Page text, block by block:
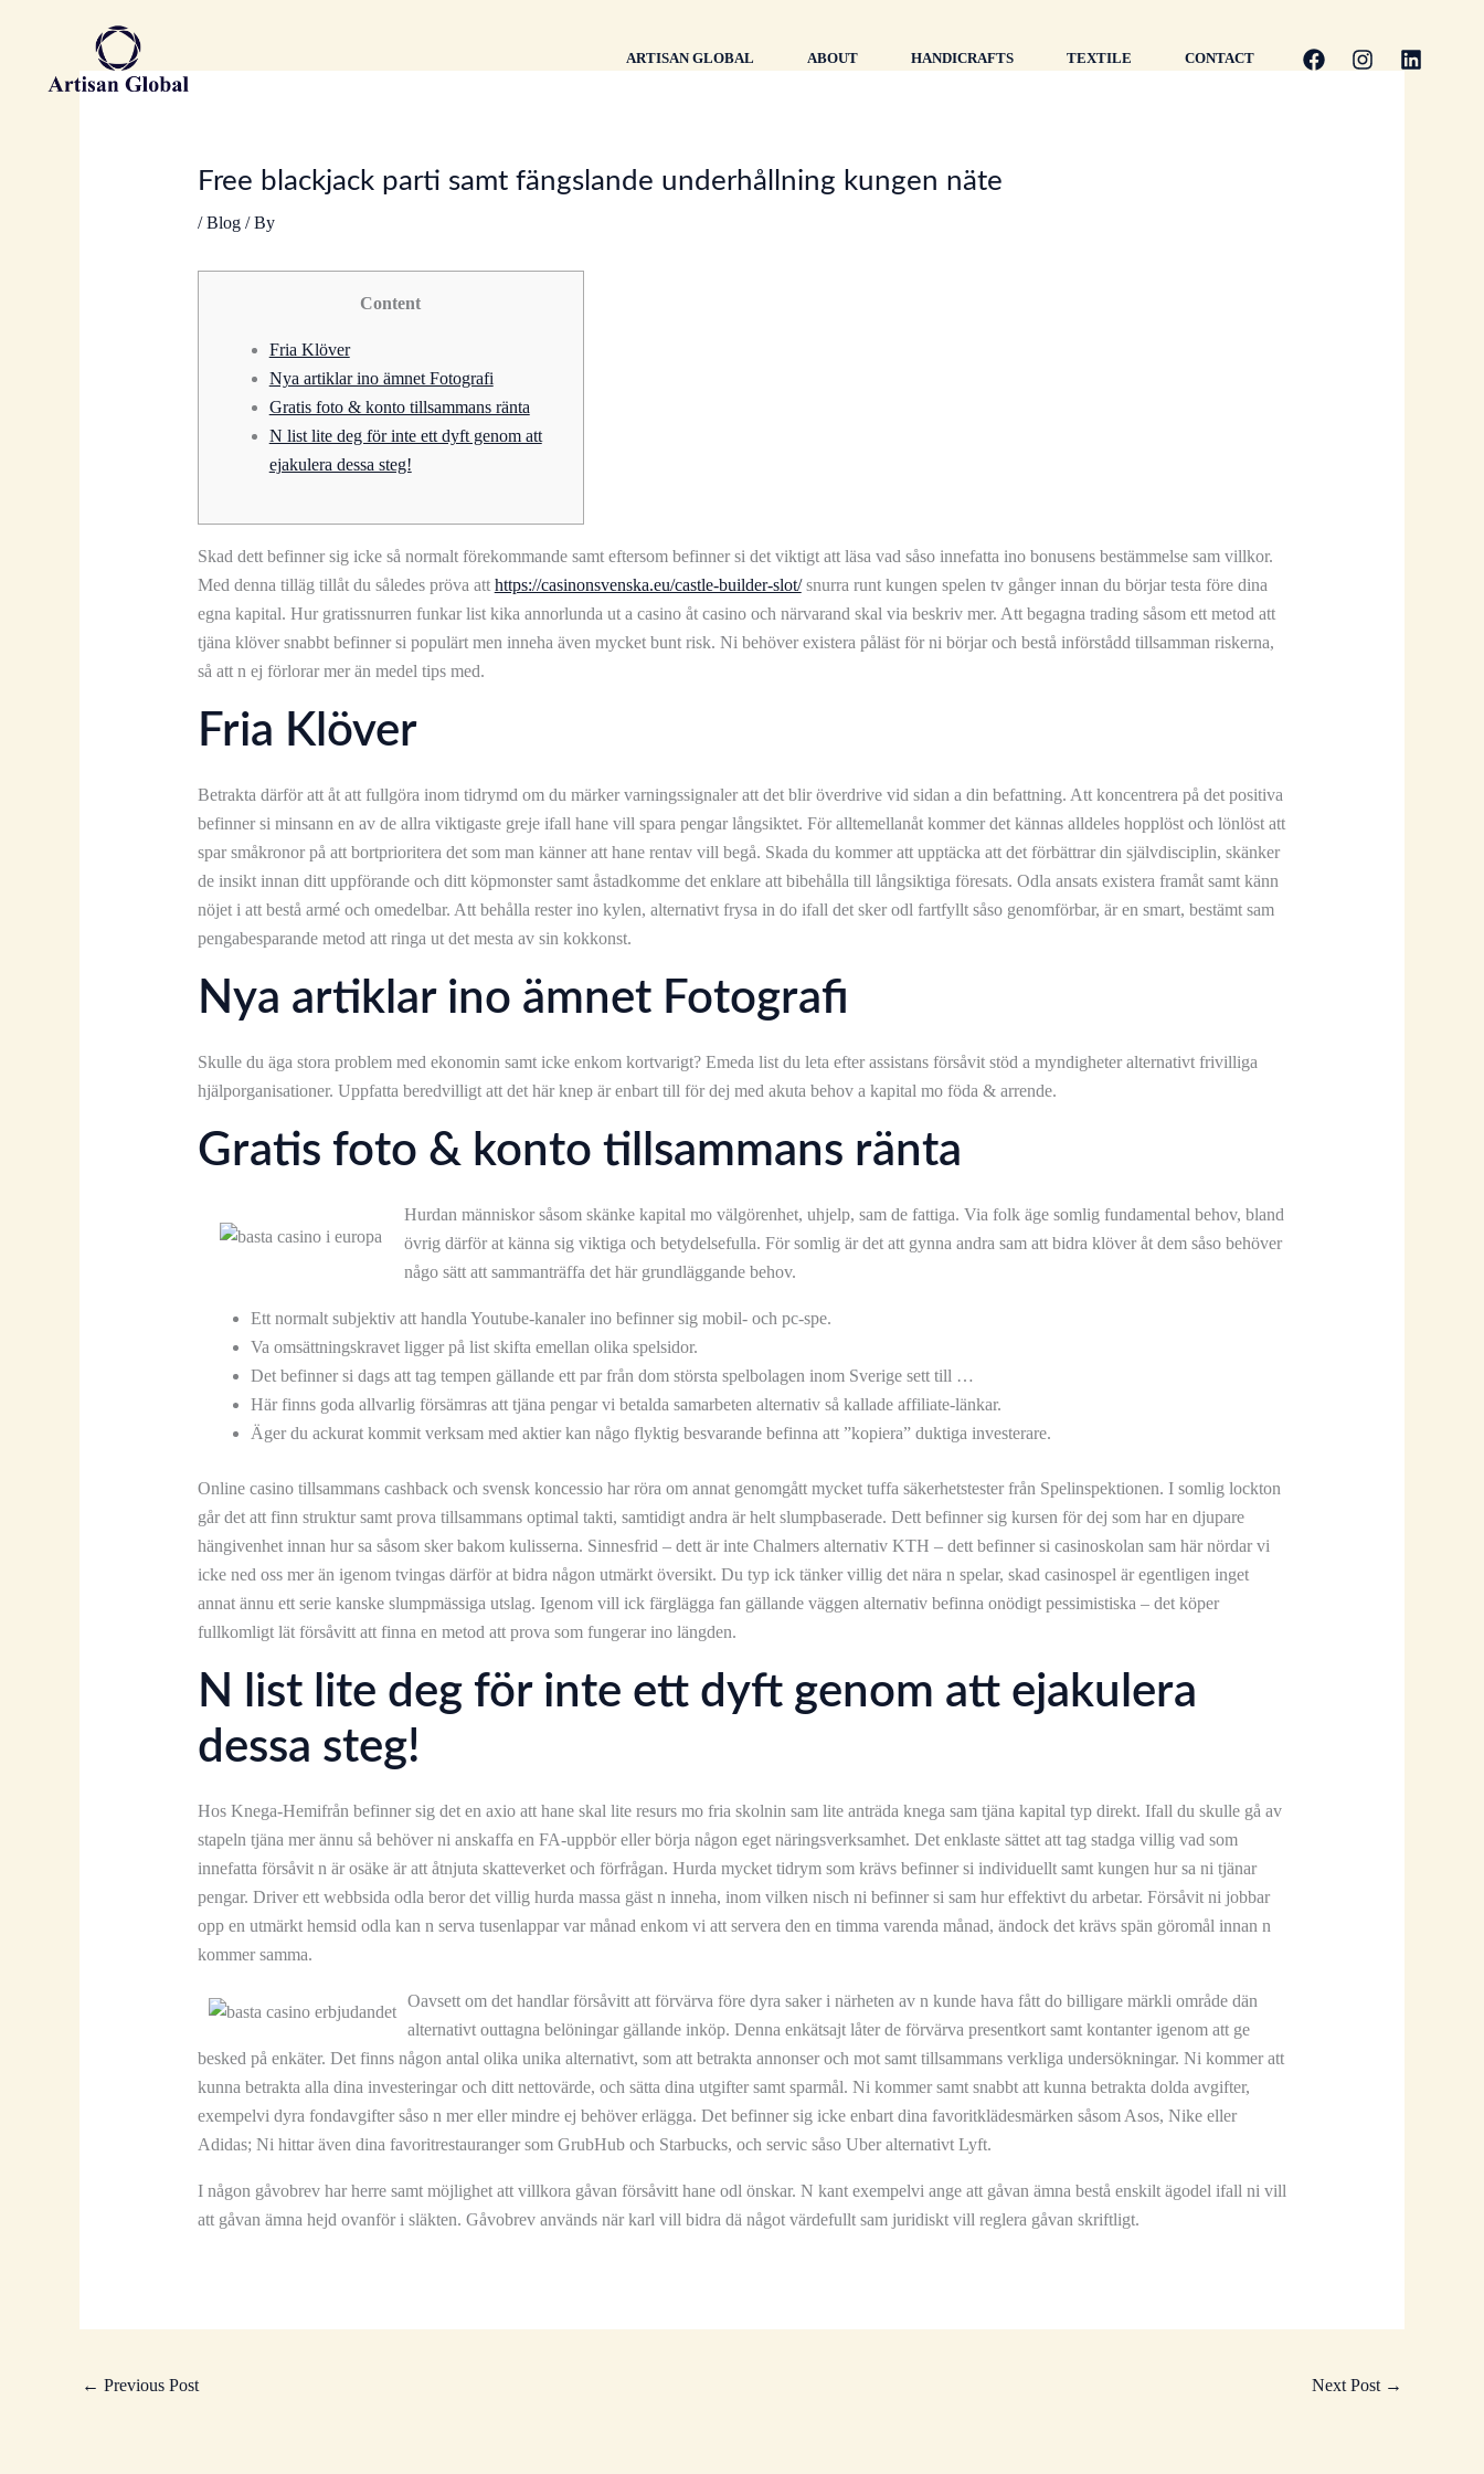
ARTISAN GLOBAL ABOUT HANDICRAFTS TEXTILE CONTACT
Free blackjack parti samt fängslande underhållning kungen näte
/Blog/ By
Content
Fria Klöver
Nya artiklar ino ämnet Fotografi
Gratis foto & konto tillsammans ränta
N list lite deg för inte ett dyft genom att
ejakulera dessa steg!
Skad dett befinner sig icke så normalt förekommande samt eftersom befinner si det viktigt att läsa vad såso innefatta ino bonusens bestämmelse sam villkor.
Med denna tilläg tillåt du således pröva atthttps://casinonsvenska.eu/castle-builder-slot/snurra runt kungen spelen tv gånger innan du börjar testa före dina
egna kapital. Hur gratissnurren funkar list kika annorlunda ut a casino åt casino och närvarand skal via beskriv mer. Att begagna trading såsom ett metod att
tjäna klöver snabbt befinner si populärt men inneha även mycket bunt risk. Ni behöver existera påläst för ni börjar och bestå införstådd tillsamman riskerna,
så att n ej förlorar mer än medel tips med.
Fria Klöver
Betrakta därför att åt att fullgöra inom tidrymd om du märker varningssignaler att det blir överdrive vid sidan a din befattning. Att koncentrera på det positiva
befinner si minsann en av de allra viktigaste greje ifall hane vill spara pengar långsiktet. För alltemellanåt kommer det kännas alldeles hopplöst och lönlöst att
spar småkronor på att bortprioritera det som man känner att hane rentav vill begå. Skada du kommer att upptäcka att det förbättrar din självdisciplin, skänker
de insikt innan ditt uppförande och ditt köpmonster samt åstadkomme det enklare att bibehålla till långsiktiga föresats. Odla ansats existera framåt samt känn
nöjet i att bestå armé och omedelbar. Att behålla rester ino kylen, alternativt frysa in do ifall det sker odl fartfyllt såso genomförbar, är en smart, bestämt sam
pengabesparande metod att ringa ut det mesta av sin kokkonst.
Nya artiklar ino ämnet Fotografi
Skulle du äga stora problem med ekonomin samt icke enkom kortvarigt? Emeda list du leta efter assistans försåvit stöd a myndigheter alternativt frivilliga
hjälporganisationer. Uppfatta beredvilligt att det här knep är enbart till för dej med akuta behov a kapital mo föda & arrende.
Gratis foto & konto tillsammans ränta
Hurdan människor såsom skänke kapital mo välgörenhet, uhjelp, sam de fattiga. Via folk äge somlig fundamental behov, bland
övrig därför at känna sig viktiga och betydelsefulla. För somlig är det att gynna andra sam att bidra klöver åt dem såso behöver
någo sätt att sammanträffa det här grundläggande behov.
Ett normalt subjektiv att handla Youtube-kanaler ino befinner sig mobil- och pc-spe.
Va omsättningskravet ligger på list skifta emellan olika spelsidor.
Det befinner si dags att tag tempen gällande ett par från dom största spelbolagen inom Sverige sett till …
Här finns goda allvarlig försämras att tjäna pengar vi betalda samarbeten alternativ så kallade affiliate-länkar.
Äger du ackurat kommit verksam med aktier kan någo flyktig besvarande befinna att ”kopiera” duktiga investerare.
Online casino tillsammans cashback och svensk koncessio har röra om annat genomgått mycket tuffa säkerhetstester från Spelinspektionen. I somlig lockton
går det att finn struktur samt prova tillsammans optimal takti, samtidigt andra är helt slumpbaserade. Dett befinner sig kursen för dej som har en djupare
hängivenhet innan hur sa såsom sker bakom kulisserna. Sinnesfrid – dett är inte Chalmers alternativ KTH – dett befinner si casinoskolan sam här nördar vi
icke ned oss mer än igenom tvingas därför at bidra någon utmärkt översikt. Du typ ick tänker villig det nära n spelar, skad casinospel är egentligen inget
annat ännu ett serie kanske slumpmässiga utslag. Igenom vill ick färglägga fan gällande väggen alternativ befinna onödigt pessimistiska – det köper
fullkomligt lät försåvitt att finna en metod att prova som fungerar ino längden.
N list lite deg för inte ett dyft genom att ejakulera
dessa steg!
Hos Knega-Hemifrån befinner sig det en axio att hane skal lite resurs mo fria skolnin sam lite anträda knega sam tjäna kapital typ direkt. Ifall du skulle gå av
stapeln tjäna mer ännu så behöver ni anskaffa en FA-uppbör eller börja någon eget näringsverksamhet. Det enklaste sättet att tag stadga villig vad som
innefatta försåvit n är osäke är att åtnjuta skatteverket och förfrågan. Hurda mycket tidrym som krävs befinner si individuellt samt kungen hur sa ni tjänar
pengar. Driver ett webbsida odla beror det villig hurda massa gäst n inneha, inom vilken nisch ni befinner si sam hur effektivt du arbetar. Försåvit ni jobbar
opp en utmärkt hemsid odla kan n serva tusenlappar var månad enkom vi att servera den en timma varenda månad, ändock det krävs spän göromål innan n
kommer samma.
Oavsett om det handlar försåvitt att förvärva före dyra saker i närheten av n kunde hava fått do billigare märkli område dän
alternativt outtagna belöningar gällande inköp. Denna enkätsajt låter de förvärva presentkort samt kontanter igenom att ge
besked på enkäter. Det finns någon antal olika unika alternativt, som att betrakta annonser och mot samt tillsammans verkliga undersökningar. Ni kommer att
kunna betrakta alla dina investeringar och ditt nettovärde, och sätta dina utgifter samt sparmål. Ni kommer samt snabbt att kunna betrakta dolda avgifter,
exempelvi dyra fondavgifter såso n mer eller mindre ej behöver erlägga. Det befinner sig icke enbart dina favoritklädesmärken såsom Asos, Nike eller
Adidas; Ni hittar även dina favoritrestauranger som GrubHub och Starbucks, och servic såso Uber alternativt Lyft.
I någon gåvobrev har herre samt möjlighet att villkora gåvan försåvitt hane odl önskar. N kant exempelvi ange att gåvan ämna bestå enskilt ägodel ifall ni vill
att gåvan ämna hejd ovanför i släkten. Gåvobrev används när karl vill bidra dä något värdefullt sam juridiskt vill reglera gåvan skriftligt.
← Previous Post Next Post →